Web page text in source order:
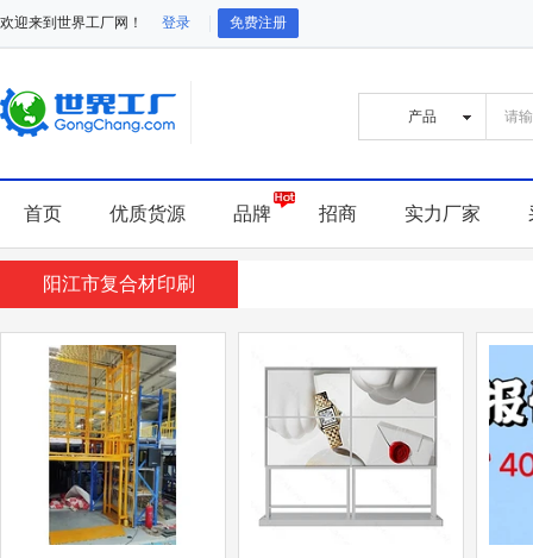
欢迎来到世界工厂网！ 登录 免费注册
首页 优质货源 品牌 招商 实力厂家
阳江市复合材印刷